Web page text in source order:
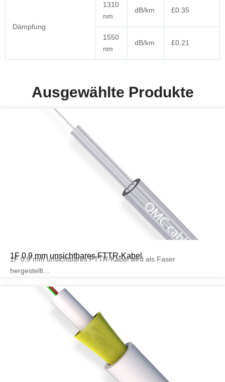
Dämpfung
1310
nm
dB/km £0.35
1550
nm
dB/km £0.21
Ausgewählte Produkte
1F 0,9 mm unsichtbares FTTR-Kabel
1F 0,9 mm unsichtbares FTTR-Kabel wird als Faser
hergestellt...